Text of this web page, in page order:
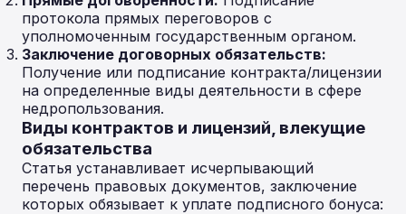
протокола прямых переговоров с
уполномоченным государственным органом.
Заключение договорных обязательств:
Получение или подписание контракта/лицензии
на определенные виды деятельности в сфере
недропользования.
Виды контрактов и лицензий, влекущие
обязательства
Статья устанавливает исчерпывающий
перечень правовых документов, заключение
которых обязывает к уплате подписного бонуса: